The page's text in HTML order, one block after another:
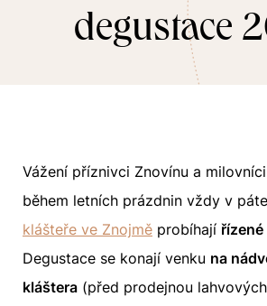
degustace
Vážení příznivci Znovínu a
během letních prázdnin vždy v
klášteře ve Znojmě probíhají
Degustace se konají venku na
kláštera (před prodejnou